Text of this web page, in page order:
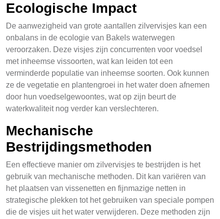
Ecologische Impact
De aanwezigheid van grote aantallen zilvervisjes kan een
onbalans in de ecologie van Bakels waterwegen
veroorzaken. Deze visjes zijn concurrenten voor voedsel
met inheemse vissoorten, wat kan leiden tot een
verminderde populatie van inheemse soorten. Ook kunnen
ze de vegetatie en plantengroei in het water doen afnemen
door hun voedselgewoontes, wat op zijn beurt de
waterkwaliteit nog verder kan verslechteren.
Mechanische
Bestrijdingsmethoden
Een effectieve manier om zilvervisjes te bestrijden is het
gebruik van mechanische methoden. Dit kan variëren van
het plaatsen van vissenetten en fijnmazige netten in
strategische plekken tot het gebruiken van speciale pompen
die de visjes uit het water verwijderen. Deze methoden zijn